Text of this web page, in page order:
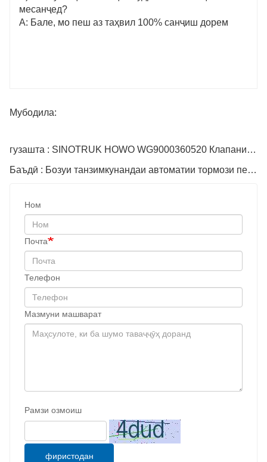
месанҷед?
A: Бале, мо пеш аз таҳвил 100% санҷиш дорем
Мубодила:
гузашта : SINOTRUK HOWO WG9000360520 Клапани Мастер тормоз
Баъдӣ : Бозуи танзимкунандаи автоматии тормози пеши қисми рақами WG9100440005
Ном
Почта
Телефон
Мазмуни машварат
Рамзи озмоиш
фиристодан